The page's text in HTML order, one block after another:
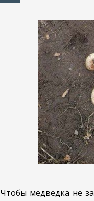
Чтобы медведка не